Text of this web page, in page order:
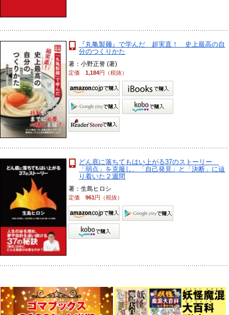
『丸亀製麺』で学んだ 超実直！ 史上最高の自
分のつくりかた
著：小野正誉 (著)
定価1,184円（税抜）
どん底に落ちてもはい上がる37のストーリー
「弱点」を克服し、「自己発見」と「決断」に辿
り着いた２週間
著：生島ヒロシ
定価961円（税抜）